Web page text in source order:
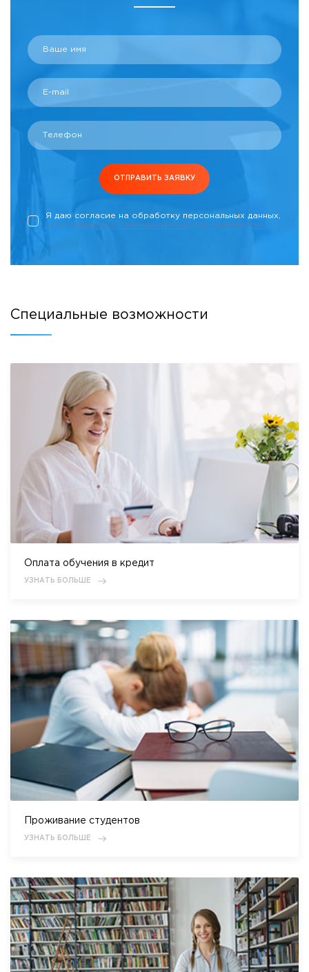
Ваше имя
E-mail
Телефон
ОТПРАВИТЬ ЗАЯВКУ
Я даю согласие на обработку персональных данных,
и соглашаюсь c политикой конфиденциальности.
Специальные возможности
Оплата обучения в кредит
УЗНАТЬ БОЛЬШЕ
Проживание студентов
УЗНАТЬ БОЛЬШЕ